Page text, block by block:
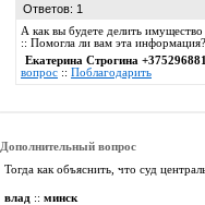
Ответов: 1
А как вы будете делить
:: Помогла ли вам эта
Екатерина Строгина
вопрос :: Поблагодарить
Дополнительный вопрос
Тогда как объяснить, что суд
влад :: минск